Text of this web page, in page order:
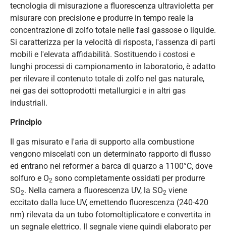
tecnologia di misurazione a fluorescenza ultravioletta per
misurare con precisione e produrre in tempo reale la
concentrazione di zolfo totale nelle fasi gassose o liquide.
Si caratterizza per la velocità di risposta, l'assenza di parti
mobili e l'elevata affidabilità. Sostituendo i costosi e
lunghi processi di campionamento in laboratorio, è adatto
per rilevare il contenuto totale di zolfo nel gas naturale,
nei gas dei sottoprodotti metallurgici e in altri gas
industriali.
Principio
Il gas misurato e l'aria di supporto alla combustione
vengono miscelati con un determinato rapporto di flusso
ed entrano nel reformer a barca di quarzo a 1100°C, dove
solfuro e O2 sono completamente ossidati per produrre
SO2. Nella camera a fluorescenza UV, la SO2 viene
eccitato dalla luce UV, emettendo fluorescenza (240-420
nm) rilevata da un tubo fotomoltiplicatore e convertita in
un segnale elettrico. Il segnale viene quindi elaborato per